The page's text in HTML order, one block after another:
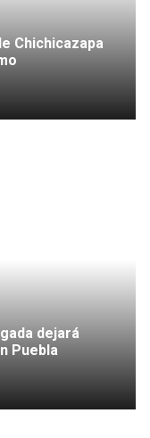
Chichicazapa
dejará
Puebla